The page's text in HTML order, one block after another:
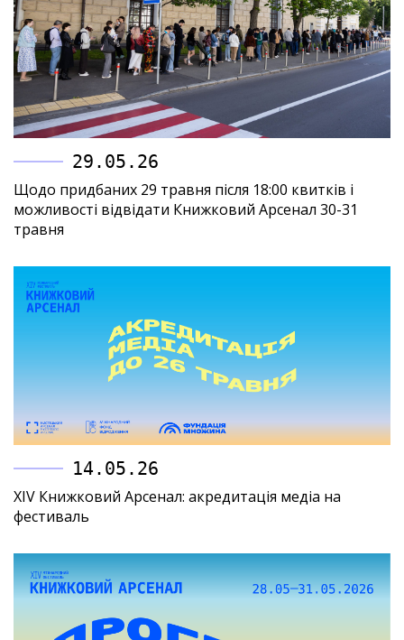
29.05.26
Щодо придбаних 29 травня після 18:00 квитків і
можливості відвідати Книжковий Арсенал 30-31
травня
14.05.26
XIV Книжковий Арсенал: акредитація медіа на
фестиваль